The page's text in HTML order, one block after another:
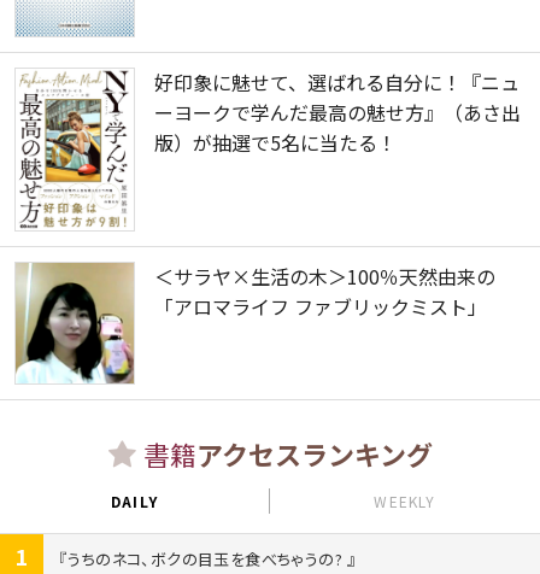
好印象に魅せて、選ばれる自分に！『ニュ
ーヨークで学んだ最高の魅せ方』（あさ出
版）が抽選で5名に当たる！
＜サラヤ×生活の木＞100％天然由来の
「アロマライフ ファブリックミスト」
書籍アクセスランキング
DAILY WEEKLY
1
うちのネコ、ボクの目玉を食べちゃうの?